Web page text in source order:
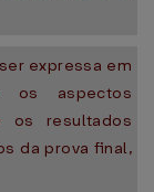
expressa em
os aspectos
os resultados
da prova final,